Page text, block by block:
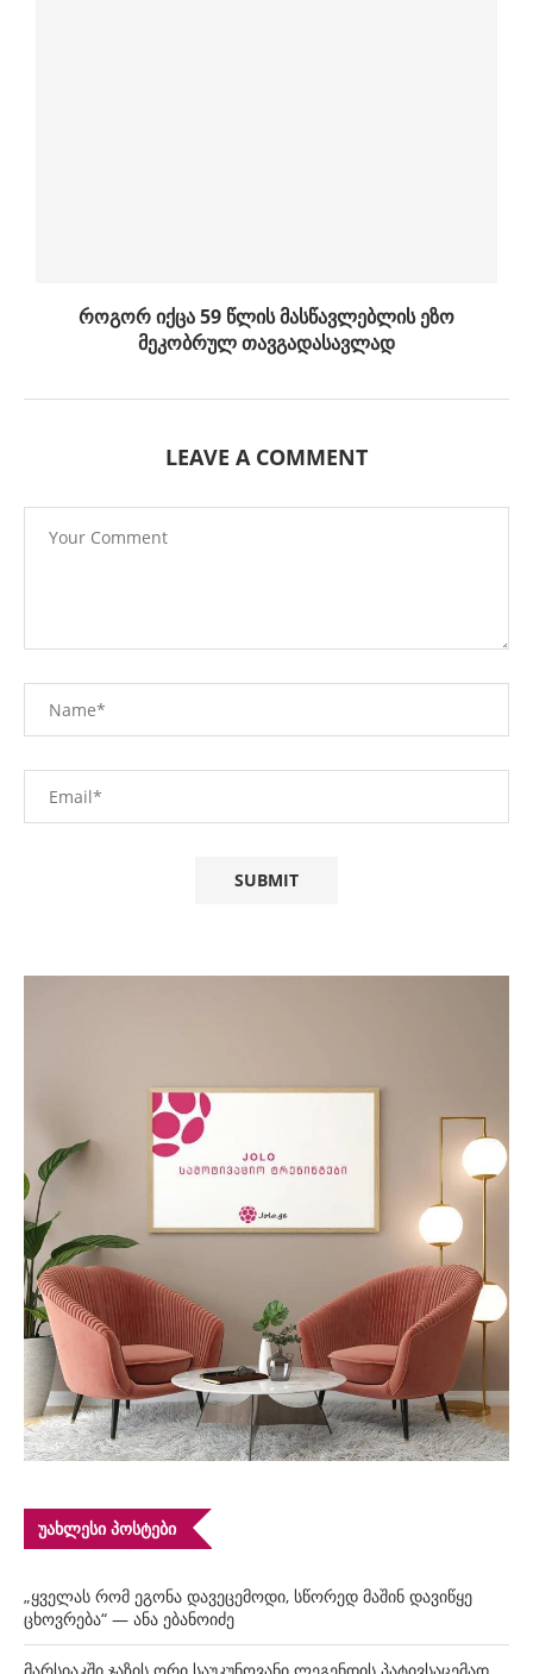
როგორ იქცა 59 წლის მასწავლებლის ეზო
მეკობრულ თავგადასავლად
LEAVE A COMMENT
ᲣᲐᲮᲚᲔᲡᲘ ᲞᲝᲡᲢᲔᲑᲘ
„ყველას რომ ეგონა დავეცემოდი, სწორედ მაშინ დავიწყე
ცხოვრება“ — ანა ებანოიძე
მარსიაკში ჯაზის ორი საუკუნოვანი ლეგენდის პატივსაცემად